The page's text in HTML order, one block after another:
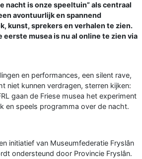
nacht is onze speeltuin” als centraal
avontuurlijk en spannend
kunst, sprekers en verhalen te zien.
eerste musea is nu al online te zien via
en performances, een silent rave,
niet kunnen verdragen, sterren kijken:
gaan de Friese musea het experiment
en speels programma over de nacht.
initiatief van Museumfederatie Fryslân
ondersteund door Provincie Fryslân.